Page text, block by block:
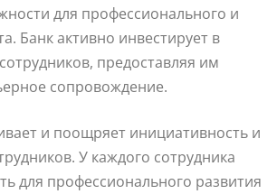
для профессионального и
Банк активно инвестирует в
предоставляя им
сопровождение.
и поощряет инициативность и
У каждого сотрудника
для профессионального развития